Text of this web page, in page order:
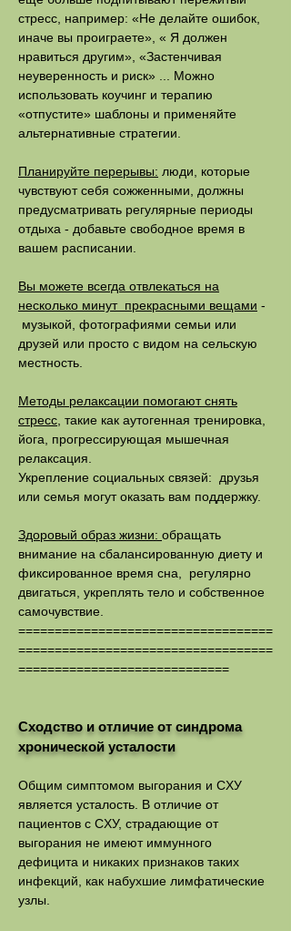
стресс, например: «Не делайте ошибок,
иначе вы проиграете», « Я должен
нравиться другим», «Застенчивая
неуверенность и риск» ... Можно
использовать коучинг и терапию
«отпустите» шаблоны и применяйте
альтернативные стратегии.
Планируйте перерывы: люди, которые
чувствуют себя сожженными, должны
предусматривать регулярные периоды
отдыха - добавьте свободное время в
вашем расписании.
Вы можете всегда отвлекаться на
несколько минут прекрасными вещами -
музыкой, фотографиями семьи или
друзей или просто с видом на сельскую
местность.
Методы релаксации помогают снять
стресс , такие как аутогенная тренировка,
йога, прогрессирующая мышечная
релаксация.
Укрепление социальных связей: друзья
или семья могут оказать вам поддержку.
Здоровый образ жизни: обращать
внимание на сбалансированную диету и
фиксированное время сна, регулярно
двигаться, укреплять тело и собственное
самочувствие.
===================================
===================================
=============================
Сходство и отличие от синдрома
хронической усталости
Общим симптомом выгорания и CХУ
является усталость. В отличие от
пациентов с CХУ, страдающие от
выгорания не имеют иммунного
дефицита и никаких признаков таких
инфекций, как набухшие лимфатические
узлы.